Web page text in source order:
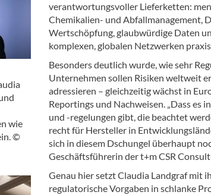
wie
©
verantwortungsvoller Lieferketten:
Chemikalien- und Abfallmanagement,
Wertschöpfung, glaubwürdige Daten
komplexen, globalen Netzwerken
Besonders deutlich wurde, wie sehr
Unternehmen sollen Risiken weltweit
adressieren – gleichzeitig wächst in
Reportings und Nachweisen. „Dass es
und -regelungen gibt, die beachtet
recht für Hersteller in
sich in diesem Dschungel überhaupt
Geschäftsführerin der t+m CSR
Genau hier setzt Claudia Landgraf mit
regulatorische Vorgaben in schlanke